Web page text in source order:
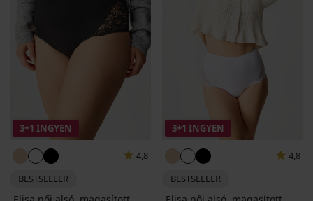
3+1 INGYEN
4,8
BESTSELLER
3+1 INGYEN
4,8
BESTSELLER